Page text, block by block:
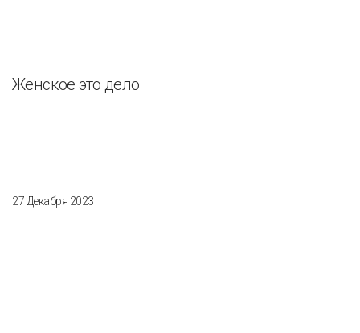
Женское это дело
27 Декабря 2023